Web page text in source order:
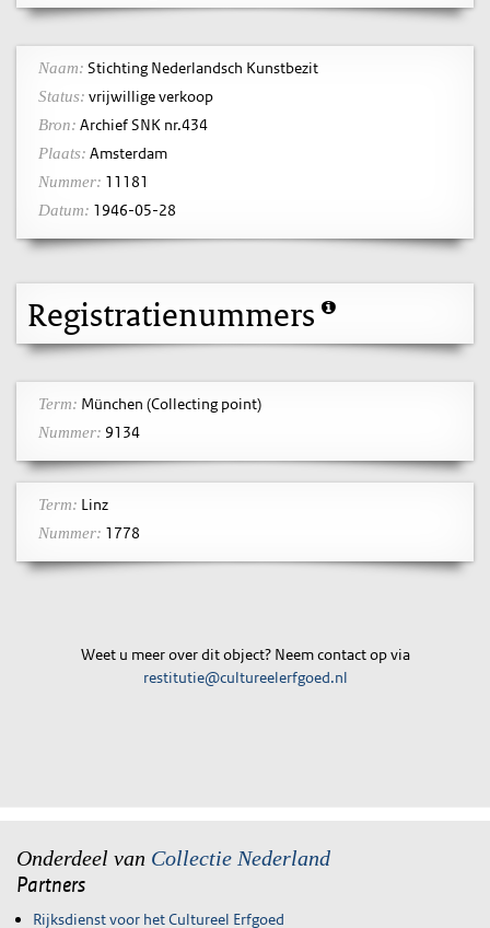
Naam: Stichting Nederlandsch Kunstbezit
Status: vrijwillige verkoop
Bron: Archief SNK nr.434
Plaats: Amsterdam
Nummer: 11181
Datum: 1946-05-28
Registratienummers
Term: München (Collecting point)
Nummer: 9134
Term: Linz
Nummer: 1778
Weet u meer over dit object? Neem contact op via
restitutie@cultureelerfgoed.nl
Onderdeel van Collectie Nederland
Partners
Rijksdienst voor het Cultureel Erfgoed